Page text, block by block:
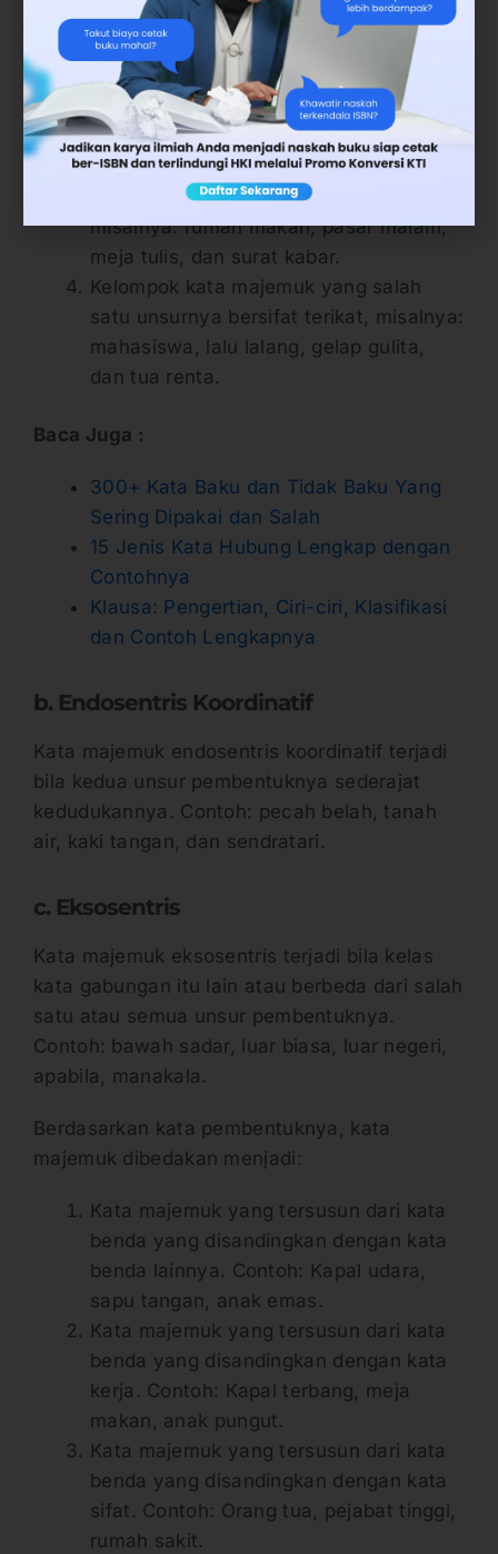
Contoh: balairung, singgasana,
hulubalang, nusantara, dan bumiputra.
Kelompok idiom serta metafora yang
sudah mati, misalnya: matahari, anak
mata, jantung hati, panjang tangan.
Kelompok kata yang sudah membeku
atau sedang dalam proses membeku,
misalnya: rumah makan, pasar malam,
meja tulis, dan surat kabar.
Kelompok kata majemuk yang salah
satu unsurnya bersifat terikat, misalnya:
mahasiswa, lalu lalang, gelap gulita,
dan tua renta.
Baca Juga :
300+ Kata Baku dan Tidak Baku Yang
Sering Dipakai dan Salah
15 Jenis Kata Hubung Lengkap dengan
Contohnya
Klausa: Pengertian, Ciri-ciri, Klasifikasi
dan Contoh Lengkapnya
b. Endosentris Koordinatif
Kata majemuk endosentris koordinatif terjadi
bila kedua unsur pembentuknya sederajat
kedudukannya. Contoh: pecah belah, tanah
air, kaki tangan, dan sendratari.
c. Eksosentris
Kata majemuk eksosentris terjadi bila kelas
kata gabungan itu lain atau berbeda dari salah
satu atau semua unsur pembentuknya.
Contoh: bawah sadar, luar biasa, luar negeri,
apabila, manakala.
Berdasarkan kata pembentuknya, kata
majemuk dibedakan menjadi:
Kata majemuk yang tersusun dari kata
benda yang disandingkan dengan kata
benda lainnya. Contoh: Kapal udara,
sapu tangan, anak emas.
Kata majemuk yang tersusun dari kata
benda yang disandingkan dengan kata
kerja. Contoh: Kapal terbang, meja
makan, anak pungut.
Kata majemuk yang tersusun dari kata
benda yang disandingkan dengan kata
sifat. Contoh: Orang tua, pejabat tinggi,
rumah sakit.